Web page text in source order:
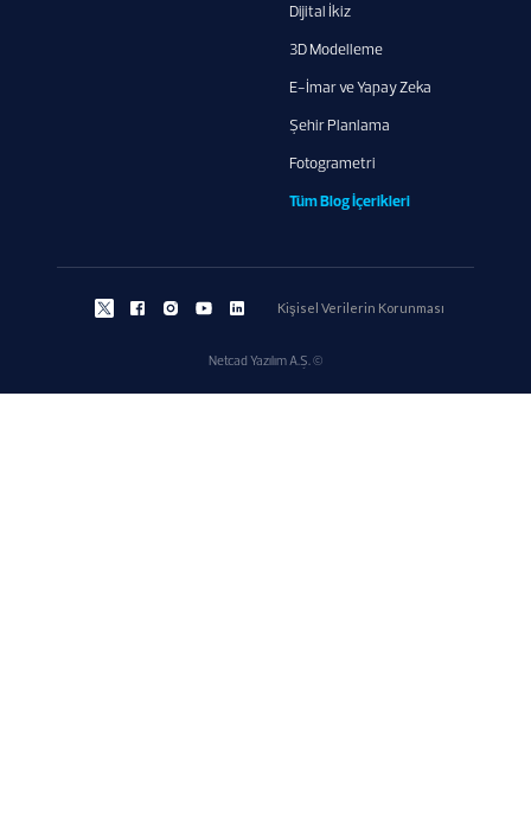
Dijital İkiz
3D Modelleme
E-İmar ve Yapay Zeka
Şehir Planlama
Fotogrametri
Tüm Blog İçerikleri
Kişisel Verilerin Korunması
Netcad Yazılım A.Ş. ©